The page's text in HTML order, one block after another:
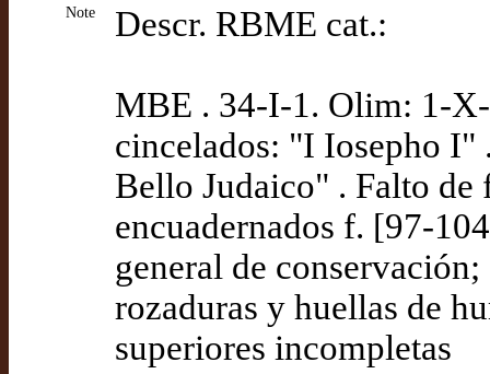
Note Descr. RBME cat.:
MBE . 34-I-1. Olim: 1-X-
cincelados: "I Iosepho I"
Bello Judaico" . Falto
encuadernados f. [97-
general de
rozaduras y huellas de
superiores incompletas